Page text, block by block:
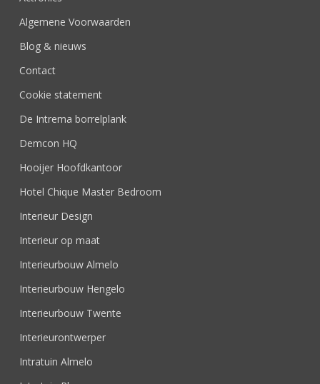
Algemene Voorwaarden
Blog & nieuws
Contact
Cookie statement
De Intrema borrelplank
Demcon HQ
Hooijer Hoofdkantoor
Hotel Chique Master Bedroom
Interieur Design
Interieur op maat
Interieurbouw Almelo
Interieurbouw Hengelo
Interieurbouw Twente
Interieurontwerper
Intratuin Almelo